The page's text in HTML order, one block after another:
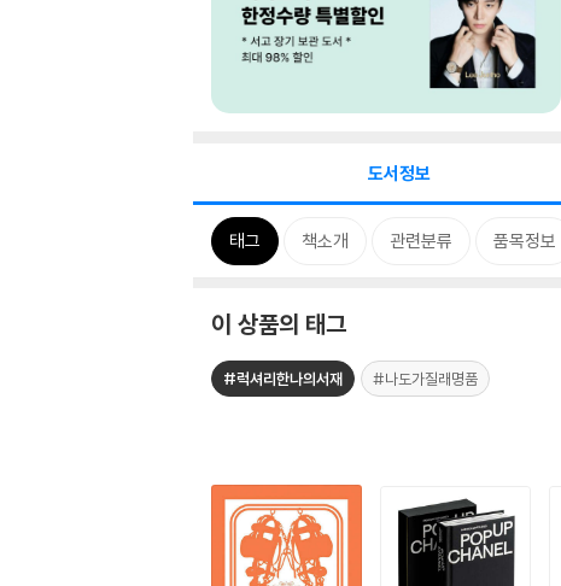
도서정보
태그 책소개 관련분류 품목정보
이 상품의 태그
#럭셔리한나의서재 #나도가질래명품